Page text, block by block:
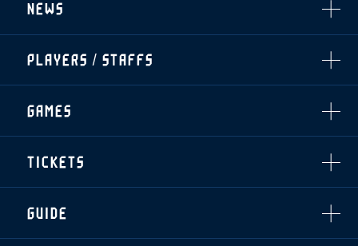
NEWS
TOPICS
CLUB
TOP TEAM
THESPARK
PLAYERS / STAFFS
トレーニング見学について
・注意事項
・練習場ごとの注意事項
GAMES
順位表
ホームイベント情報
TICKETS
・前売・当日チケット
・発売日
GUIDE